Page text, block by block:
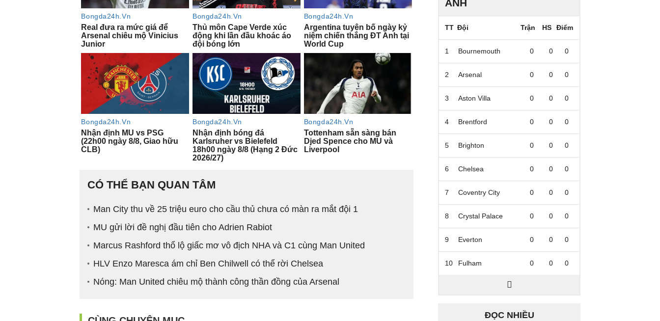
CÓ THỂ BẠN QUAN TÂM
Man City thu về 25 triệu euro cho cầu thủ chưa có màn ra mắt đội 1
MU gửi lời đề nghị đầu tiên cho Adrien Rabiot
Marcus Rashford thổ lộ giấc mơ vô địch NHA và C1 cùng Man United
HLV Enzo Maresca ám chỉ Ben Chilwell có thể rời Chelsea
Nóng: Man United chiêu mộ thành công thần đồng của Arsenal
ANH
TT Đội Trận HS Điểm
1 Bournemouth 0 0 0
2 Arsenal 0 0 0
3 Aston Villa 0 0 0
4 Brentford 0 0 0
5 Brighton 0 0 0
6 Chelsea 0 0 0
7 Coventry City 0 0 0
8 Crystal Palace 0 0 0
9 Everton 0 0 0
10 Fulham 0 0 0
ĐỌC NHIỀU